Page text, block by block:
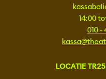
14:00
010 -
LOCATIE